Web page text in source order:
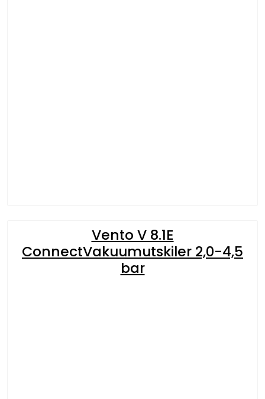
Vento V 8.1E
ConnectVakuumutskiler 2,0-4,5
bar